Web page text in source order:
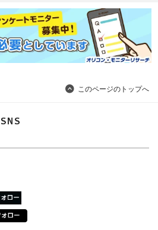
このページのトップへ